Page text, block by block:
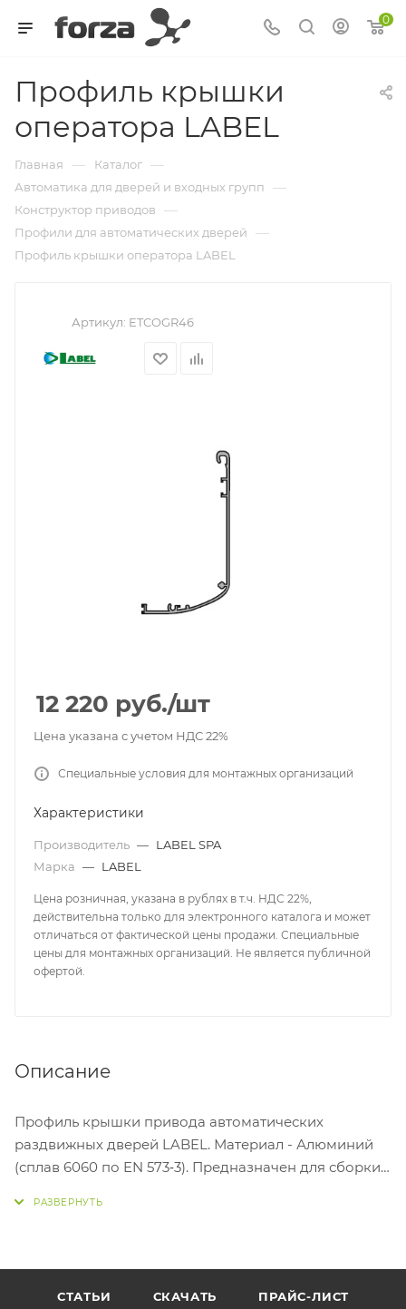
0
Профиль крышки
оператора LABEL
Главная — Каталог —
Автоматика для дверей и входных групп —
Конструктор приводов —
Профили для автоматических дверей —
Профиль крышки оператора LABEL
Артикул: ETCOGR46
12 220 руб./шт
Цена указана с учетом НДС 22%
Специальные условия для монтажных организаций
Характеристики
Производитель — LABEL SPA
Марка — LABEL
Цена розничная, указана в рублях в т.ч. НДС 22%,
действительна только для электронного каталога и может
отличаться от фактической цены продажи. Специальные
цены для монтажных организаций. Не является публичной
офертой.
Описание
Профиль крышки привода автоматических
раздвижных дверей LABEL. Материал - Алюминий
(сплав 6060 по EN 573‐3). Предназначен для сборки
СТАТЬИ СКАЧАТЬ ПРАЙС-ЛИСТ